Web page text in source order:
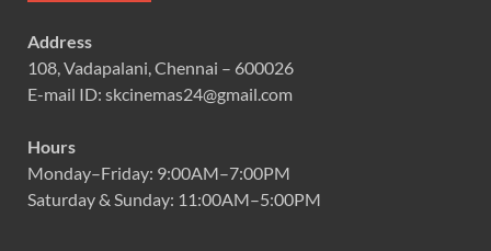
Address
108, Vadapalani, Chennai – 600026
E-mail ID: skcinemas24@gmail.com
Hours
Monday–Friday: 9:00AM–7:00PM
Saturday & Sunday: 11:00AM–5:00PM